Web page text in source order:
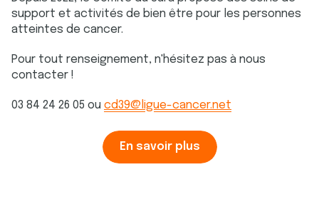
support et activités de bien être pour les personnes
atteintes de cancer.
Pour tout renseignement, n'hésitez pas à nous
contacter !
03 84 24 26 05 ou cd39@ligue-cancer.net
En savoir plus